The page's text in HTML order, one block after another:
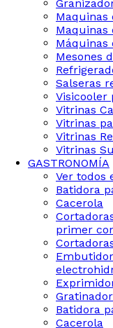
Maquinas
Maquinas
Máquinas
Mesones
Salseras
Visicooler
Vitrinas
Vitrinas
Vitrinas
Vitrinas
GASTRONOMÍA
Ver todos
Batidora
Cacerola
primer
Batidora
Cacerola